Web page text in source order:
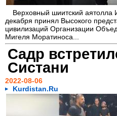
Верховный шиитский аятолла
декабря принял Высокого
цивилизаций Организации
Мигеля Моратиноса...
Садр
Систани
2022-08-06
Kurdistan.Ru